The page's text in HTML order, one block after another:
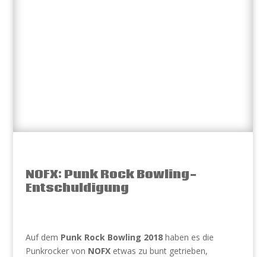
NOFX: Punk Rock Bowling-
Entschuldigung
Auf dem Punk Rock Bowling 2018haben es die
Punkrocker von NOFXetwas zu bunt getrieben,